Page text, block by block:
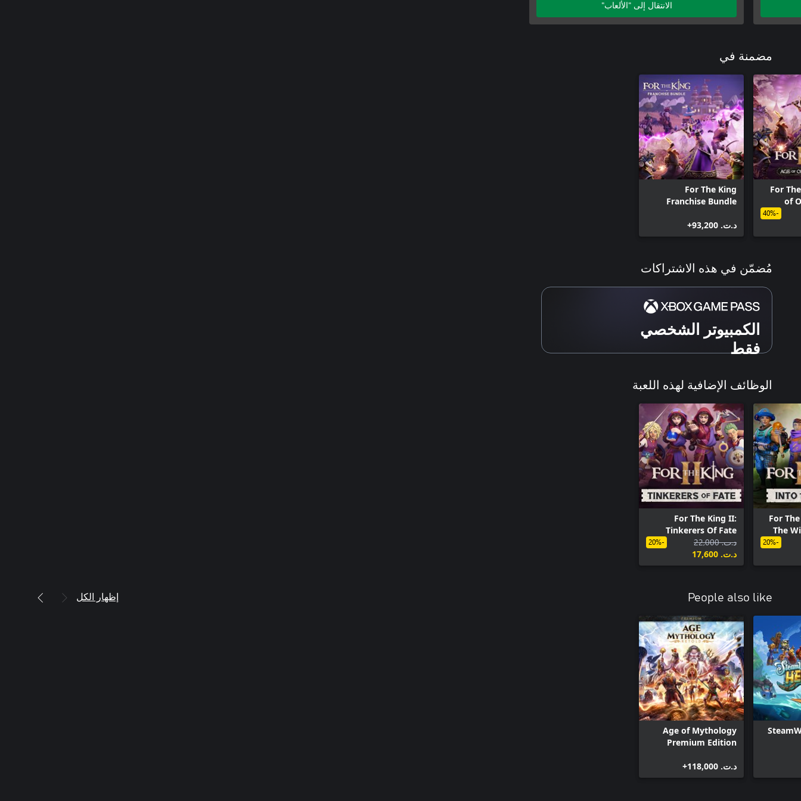
الانتقال إلى "الألعاب"
مضمنة في
For
of
-40%
For The King
Franchise Bundle
د.ت.‏ 93,200+
مُضمّن في هذه الاشتراكات
الكمبيوتر الشخصي
فقط
الوظائف الإضافية لهذه اللعبة
For
The
-20%
For The King II:
Tinkerers Of Fate
Character Pack
د.ت.‏ 22,000
د.ت.‏ 17,600
-20%
People also like إظهار الكل
Age of Mythology
Premium Edition
د.ت.‏ 118,000+